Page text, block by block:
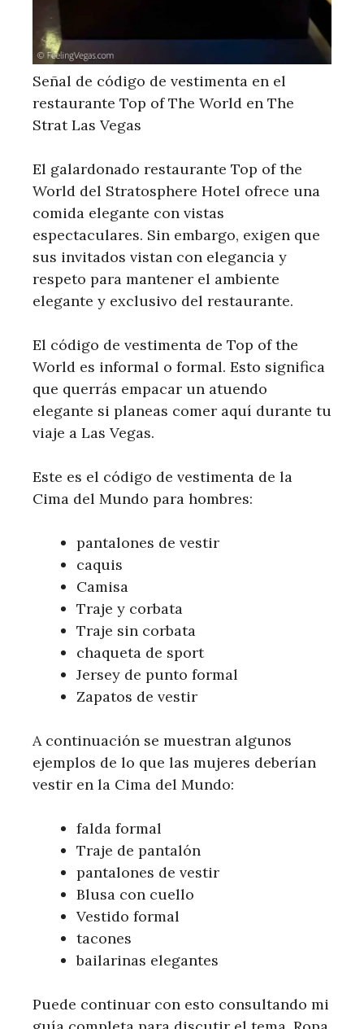
Señal de código de vestimenta en el
restaurante Top of The World en The
Strat Las Vegas
El galardonado restaurante Top of the
World del Stratosphere Hotel ofrece una
comida elegante con vistas
espectaculares. Sin embargo, exigen que
sus invitados vistan con elegancia y
respeto para mantener el ambiente
elegante y exclusivo del restaurante.
El código de vestimenta de Top of the
World es informal o formal. Esto significa
que querrás empacar un atuendo
elegante si planeas comer aquí durante tu
viaje a Las Vegas.
Este es el código de vestimenta de la
Cima del Mundo para hombres:
pantalones de vestir
caquis
Camisa
Traje y corbata
Traje sin corbata
chaqueta de sport
Jersey de punto formal
Zapatos de vestir
A continuación se muestran algunos
ejemplos de lo que las mujeres deberían
vestir en la Cima del Mundo:
falda formal
Traje de pantalón
pantalones de vestir
Blusa con cuello
Vestido formal
tacones
bailarinas elegantes
Puede continuar con esto consultando mi